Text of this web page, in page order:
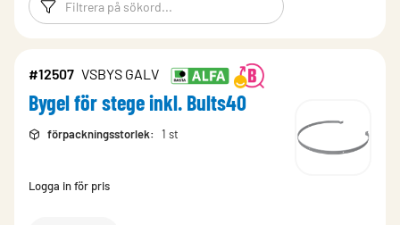
#12507 VSBYS GALV
Bygel för stege inkl. Bults40
förpackningsstorlek: 1 st
Logga in för pris